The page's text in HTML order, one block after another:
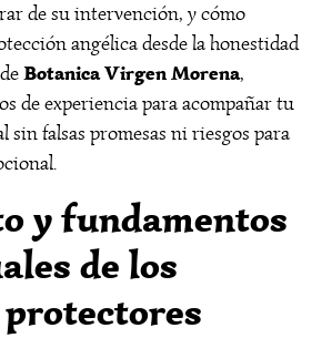
de su intervención, y cómo
angélica desde la honestidad
Botanica Virgen Morena,
de experiencia para acompañar tu
sin falsas promesas ni riesgos para
y fundamentos
de los